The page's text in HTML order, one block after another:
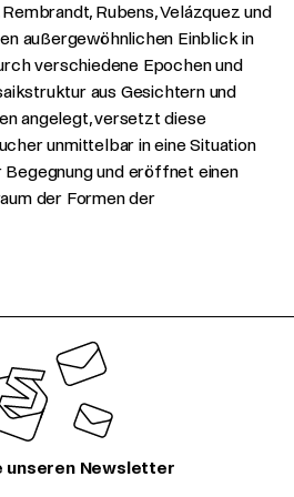
Rubens, Velázquez und
außergewöhnlichen Einblick in
verschiedene Epochen und
aus Gesichtern und
angelegt, versetzt diese
unmittelbar in eine Situation
Begegnung und eröffnet einen
der Formen der
unseren Newsletter